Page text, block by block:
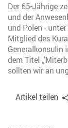
Der 65-Jährige
und der
und Polen -
Mitglied des
Generalkonsulin
dem Titel
sollten wir an
Artikel teilen